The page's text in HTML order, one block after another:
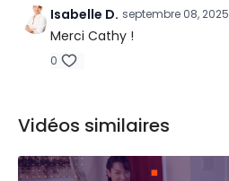
Isabelle D. septembre 08, 2025
Merci Cathy !
0
Vidéos similaires